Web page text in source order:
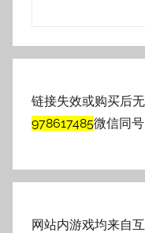
链接失效或购买后
978617485微信同号
网站内游戏均来自